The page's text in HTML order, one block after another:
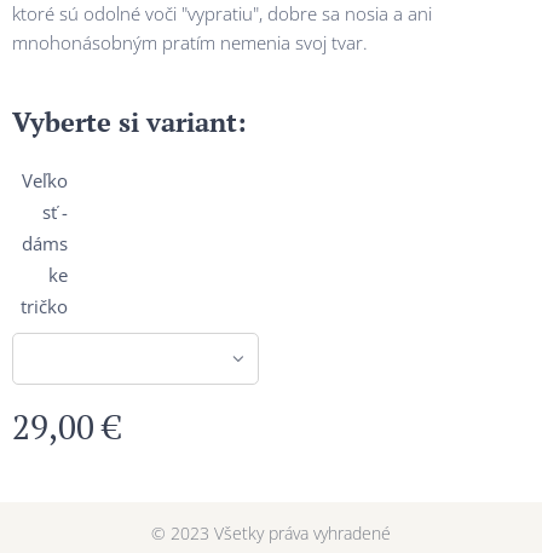
ktoré sú odolné voči "vypratiu", dobre sa nosia a ani
mnohonásobným pratím nemenia svoj tvar.
Vyberte si variant:
Veľko
sť -
dáms
ke
tričko
29,00€
© 2023 Všetky práva vyhradené